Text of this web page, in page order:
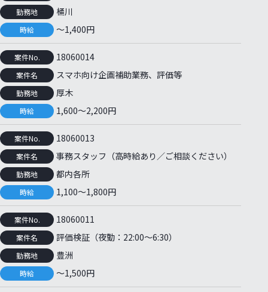
勤務地 桶川
時給 ～1,400円
案件No. 18060014
案件名 スマホ向け企画補助業務、評価等
勤務地 厚木
時給 1,600～2,200円
案件No. 18060013
案件名 事務スタッフ（高時給あり／ご相談ください）
勤務地 都内各所
時給 1,100～1,800円
案件No. 18060011
案件名 評価検証（夜勤：22:00～6:30）
勤務地 豊洲
時給 ～1,500円